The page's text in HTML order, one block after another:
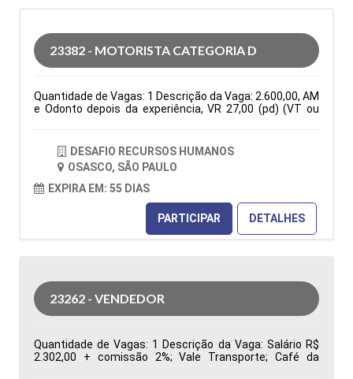
para apoiar a gestão na tomada de decisões Tipo de
contratação: CLT Cidade: Barueri, SP, Brasil Área de
Atuação: Compras Período: Formação Acadêmica:
23382 - MOTORISTA CATEGORIA D
Quantidade de Vagas: 1 Descrição da Vaga: 2.600,00, AM
e Odonto depois da experiência, VR 27,00 (pd) (VT ou
INTERIOR E ESTADUAIS ( VIAGENS PARA RIO DE JANEIRO
E ESPIRITO SANTO Tipo de contratação: CLT Cidade:
Osasco, SP, Brasil Área de Atuação: Logística Período:
Formação Acadêmica: Características
Comportamentais:
DESAFIO RECURSOS HUMANOS
OSASCO, SÃO PAULO
EXPIRA EM: 55 DIAS
PARTICIPAR DETALHES
23262 - VENDEDOR
Quantidade de Vagas: 1 Descrição da Vaga: Salário R$
2.302,00 + comissão 2%; Vale Transporte; Café da